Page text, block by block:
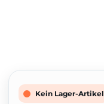
Kein Lager-Artikel